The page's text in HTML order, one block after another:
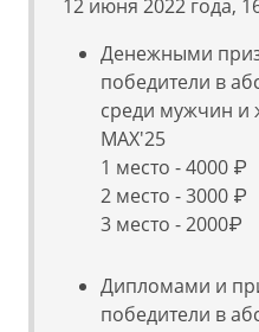
12 июня 2022 года,
Денежными
победители в
среди мужчин и
MAX'25
1 место - 4000 ₽
2 место - 3000 ₽
3 место - 2000₽
Дипломами и
победители в